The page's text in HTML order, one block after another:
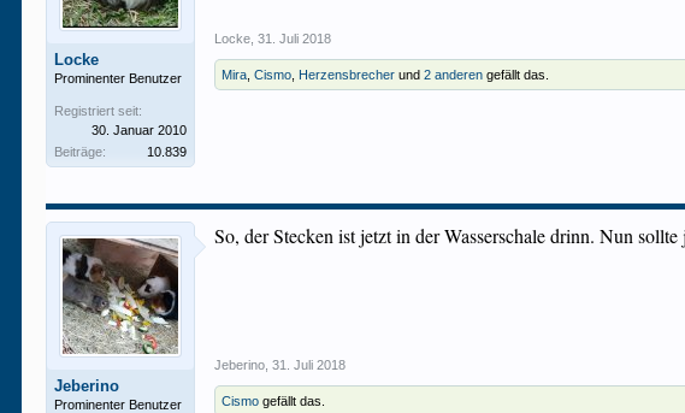
Locke
Prominenter Benutzer
Registriert seit:
30. Januar 2010
Beiträge:
10.839
Locke 31. Juli 2018
Mira ,Cismo Herzensbrecher und2 anderen gefällt das.
Jeberino
Prominenter Benutzer
So, der Stecken ist jetzt in der Wasserschale drinn. Nun
Jeberino 31. Juli 2018
Cismo gefällt das.